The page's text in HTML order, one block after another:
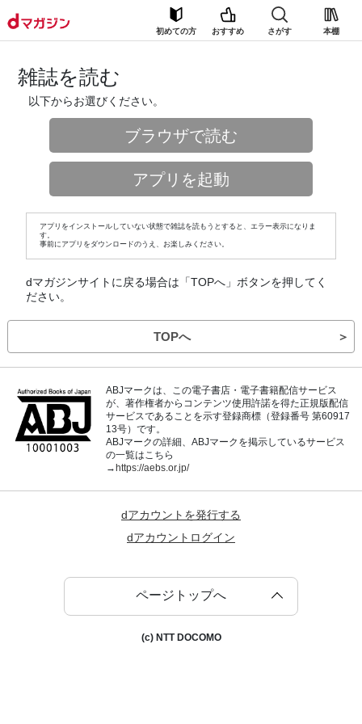
初めての方 おすすめ さがす 本棚
雑誌を読む
以下からお選びください。
ブラウザで読む
アプリを起動
アプリをインストールしていない状態で雑誌を読もうとすると、エラー表示になりま
す。
事前にアプリをダウンロードのうえ、お楽しみください。
dマガジンサイトに戻る場合は「TOPへ」ボタンを押してく
ださい。
TOPへ ＞
ABJマークは、この電子書店・電子書籍配信サービス
が、著作権者からコンテンツ使用許諾を得た正規版配信
サービスであることを示す登録商標（登録番号 第60917
13号）です。
ABJマークの詳細、ABJマークを掲示しているサービス
の一覧はこちら
→https://aebs.or.jp/
dアカウントを発行する
dアカウントログイン
ページトップへ
(c) NTT DOCOMO